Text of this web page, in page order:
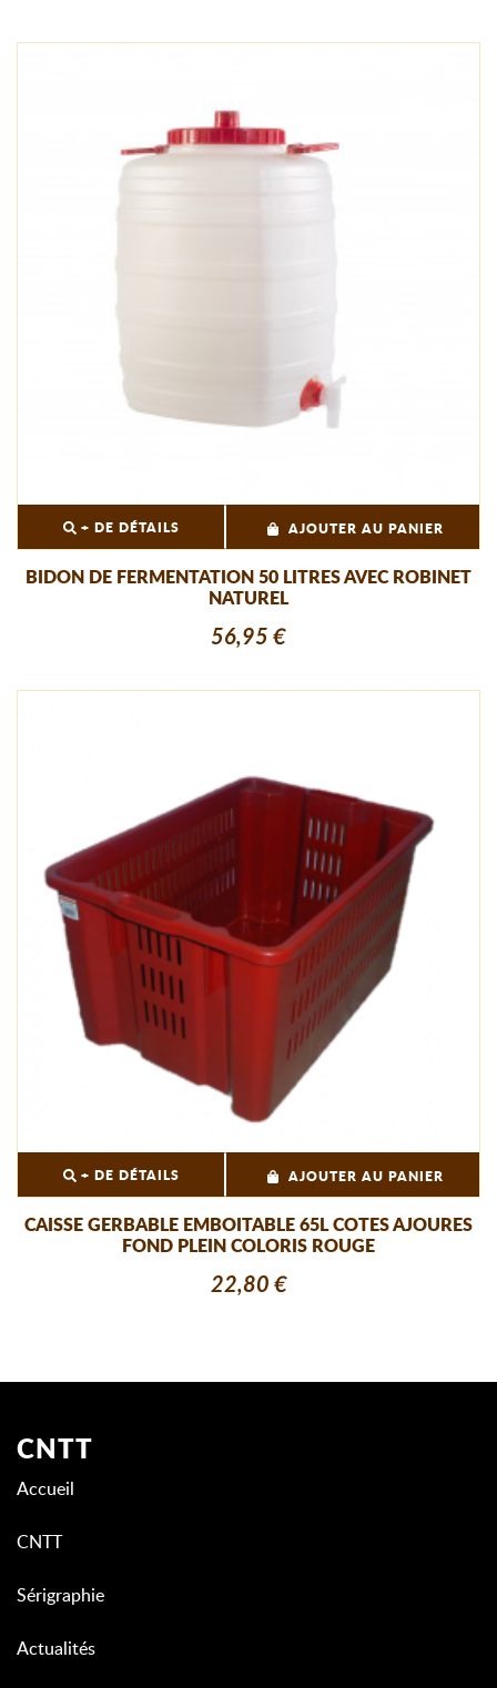
+ DE DÉTAILS AJOUTER AU PANIER
BIDON DE FERMENTATION 50 LITRES AVEC ROBINET
NATUREL
56,95 €
+ DE DÉTAILS AJOUTER AU PANIER
CAISSE GERBABLE EMBOITABLE 65L COTES AJOURES
FOND PLEIN COLORIS ROUGE
22,80 €
CNTT
Accueil
CNTT
Sérigraphie
Actualités